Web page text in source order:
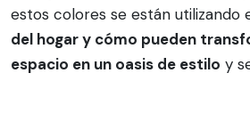
estos colores se están utilizando
del hogar y cómo pueden
espacio en un oasis de estilo y